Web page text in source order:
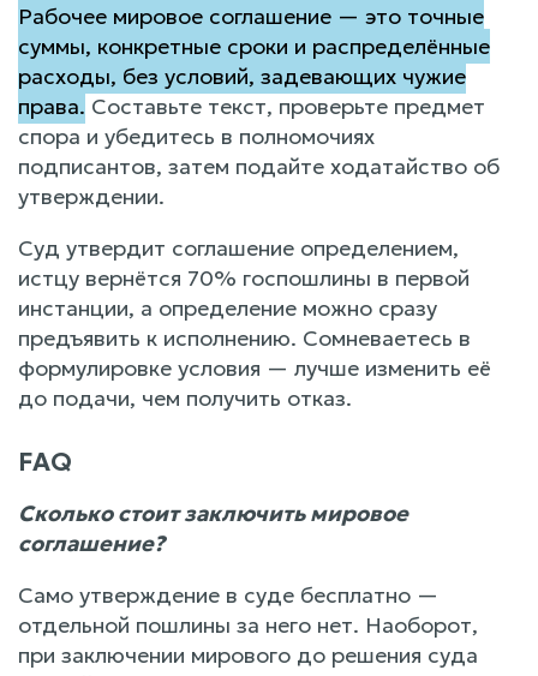
Рабочее мировое соглашение — это точные
суммы, конкретные сроки и распределённые
расходы, без условий, задевающих чужие
права. Составьте текст, проверьте предмет
спора и убедитесь в полномочиях
подписантов, затем подайте ходатайство об
утверждении.
Суд утвердит соглашение определением,
истцу вернётся 70% госпошлины в первой
инстанции, а определение можно сразу
предъявить к исполнению. Сомневаетесь в
формулировке условия — лучше изменить её
до подачи, чем получить отказ.
FAQ
Сколько стоит заключить мировое
соглашение?
Само утверждение в суде бесплатно —
отдельной пошлины за него нет. Наоборот,
при заключении мирового до решения суда